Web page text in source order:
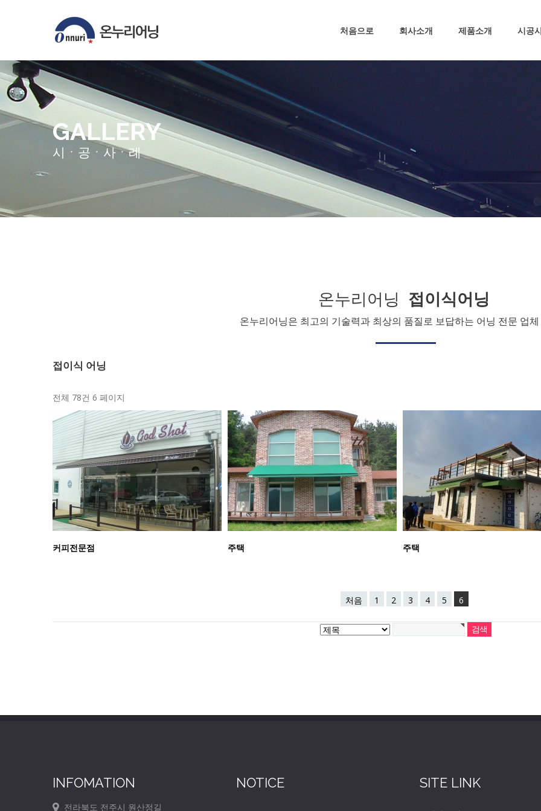
처음으로 회사소개 제품소개 시공
GALLERY
시ㆍ공ㆍ사ㆍ례
온누리어닝 접이식어닝
온누리어닝은 최고의 기술력과 최상의 품질로 보답하는 어닝 전문 업체
접이식 어닝
전체 78건 6 페이지
커피전문점 주택 주택
처음 1 2 3 4 5 6
INFOMATION
전라북도 전주시 원산정길
NOTICE SITE LINK